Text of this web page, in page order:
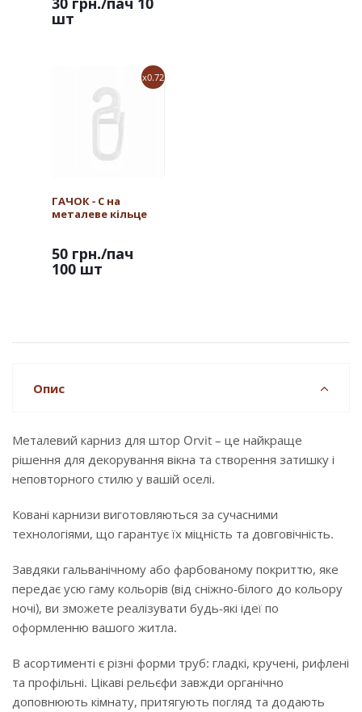
шт
x0.72
ГАЧОК - С на
металеве кільце
50 грн./пач
100 шт
Опис
Металевий карниз для штор Orvit – це найкраще
рішення для декорування вікна та створення затишку і
неповторного стилю у вашій оселі.
Ковані карнизи виготовляються за сучасними
технологіями, що гарантує їх міцність та довговічність.
Завдяки гальванічному або фарбованому покриттю, яке
передає усю гаму кольорів (від сніжно-білого до кольору
ночі), ви зможете реалізувати будь-які ідеї по
оформленню вашого житла.
В асортименті є різні форми труб: гладкі, кручені, рифлені
та профільні. Цікаві рельєфи завжди органічно
доповнюють кімнату, притягують погляд та додають